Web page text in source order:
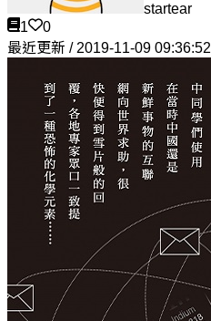
startear
1
0
最近更新 / 2019-11-09 09:36:52